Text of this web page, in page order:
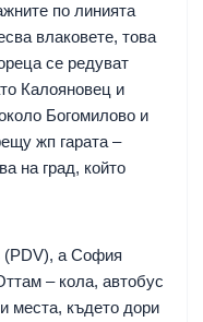
по линията
влаковете, това
се редуват
Калояновец и
Богомилово и
жп гарата –
на град, който
(PDV), а София
– кола, автобус
места, където дори